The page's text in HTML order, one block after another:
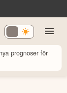
prognoser för